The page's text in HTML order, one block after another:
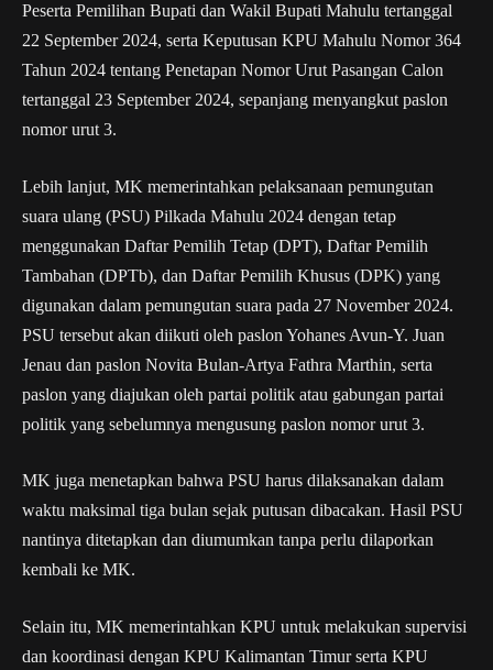
Peserta Pemilihan Bupati dan Wakil Bupati Mahulu tertanggal
22 September 2024, serta Keputusan KPU Mahulu Nomor 364
Tahun 2024 tentang Penetapan Nomor Urut Pasangan Calon
tertanggal 23 September 2024, sepanjang menyangkut paslon
nomor urut 3.
Lebih lanjut, MK memerintahkan pelaksanaan pemungutan
suara ulang (PSU) Pilkada Mahulu 2024 dengan tetap
menggunakan Daftar Pemilih Tetap (DPT), Daftar Pemilih
Tambahan (DPTb), dan Daftar Pemilih Khusus (DPK) yang
digunakan dalam pemungutan suara pada 27 November 2024.
PSU tersebut akan diikuti oleh paslon Yohanes Avun-Y. Juan
Jenau dan paslon Novita Bulan-Artya Fathra Marthin, serta
paslon yang diajukan oleh partai politik atau gabungan partai
politik yang sebelumnya mengusung paslon nomor urut 3.
MK juga menetapkan bahwa PSU harus dilaksanakan dalam
waktu maksimal tiga bulan sejak putusan dibacakan. Hasil PSU
nantinya ditetapkan dan diumumkan tanpa perlu dilaporkan
kembali ke MK.
Selain itu, MK memerintahkan KPU untuk melakukan supervisi
dan koordinasi dengan KPU Kalimantan Timur serta KPU